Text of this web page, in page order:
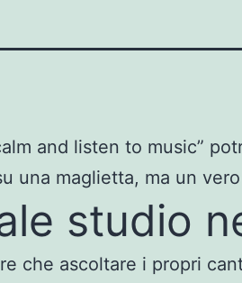
and listen to music”
una maglietta, ma un
studio
che ascoltare i propri